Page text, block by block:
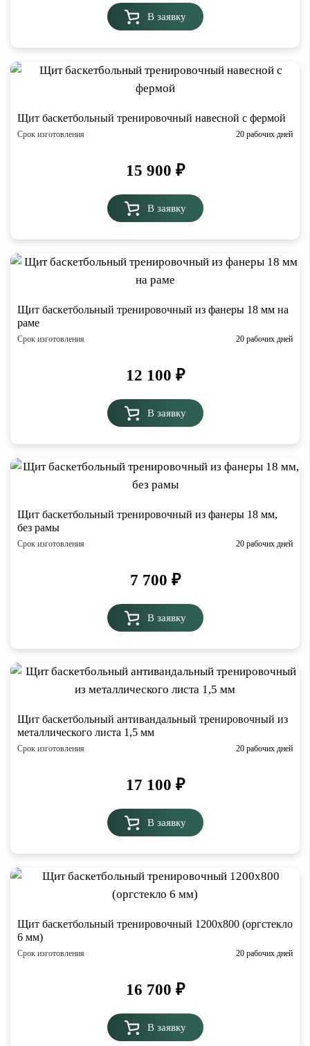
В заявку
Щит баскетбольный тренировочный навесной с фермой
Срок изготовления 20 рабочих дней
15 900 ₽
В заявку
Щит баскетбольный тренировочный из фанеры 18 мм на
раме
Срок изготовления 20 рабочих дней
12 100 ₽
В заявку
Щит баскетбольный тренировочный из фанеры 18 мм,
без рамы
Срок изготовления 20 рабочих дней
7 700 ₽
В заявку
Щит баскетбольный антивандальный тренировочный из
металлического листа 1,5 мм
Срок изготовления 20 рабочих дней
17 100 ₽
В заявку
Щит баскетбольный тренировочный 1200х800 (оргстекло
6 мм)
Срок изготовления 20 рабочих дней
16 700 ₽
В заявку